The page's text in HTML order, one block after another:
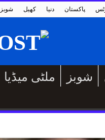
شوبز کھیل دنیا پاکستان
ملٹی میڈیا شوبز